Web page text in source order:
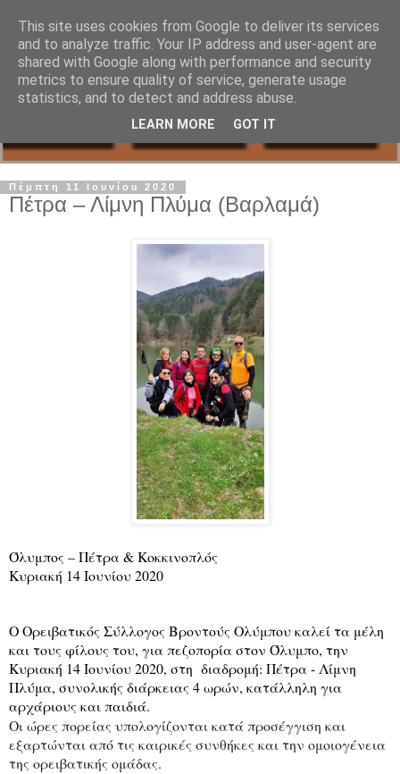
Πέμπτη 11 Ιουνίου 2020
Πέτρα – Λίμνη Πλύμα (Βαρλαμά)
Όλυμπος – Πέτρα & Κοκκινοπλός
Κυριακή 14Ιουνίου2020
ΟΟρειβατικός Σύλλογος Βροντούς Ολύμπουκαλείτα μέλη
καιτους φίλους του, γιαπεζοπορίαστον Όλυμπο, την
Κυριακή 14Ιουνίου2020, στη διαδρομή: Πέτρα - Λίμνη
Πλύμα, συνολικής διάρκειας 4 ωρών, κατάλληλη για
αρχάριους και παιδιά.
Οιώρες πορείας υπολογίζονταικατάπροσέγγιση και
εξαρτώνταιαπότις καιρικές συνθήκες καιτην ομοιογένεια
της ορειβατικής ομάδας.
This site uses cookies from Google to deliver its services
and to analyze traffic. Your IP address and user-agent are
shared with Google along with performance and security
metrics to ensure quality of service, generate usage
statistics, and to detect and address abuse.
LEARN MORE GOT IT